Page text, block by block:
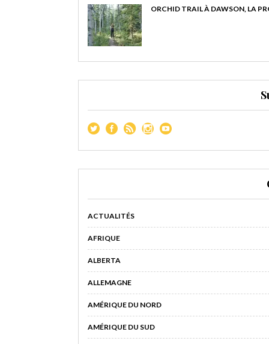
ORCHID TRAIL À DAWSON, LA
ACTUALITÉS
AFRIQUE
ALBERTA
ALLEMAGNE
AMÉRIQUE DU NORD
AMÉRIQUE DU SUD